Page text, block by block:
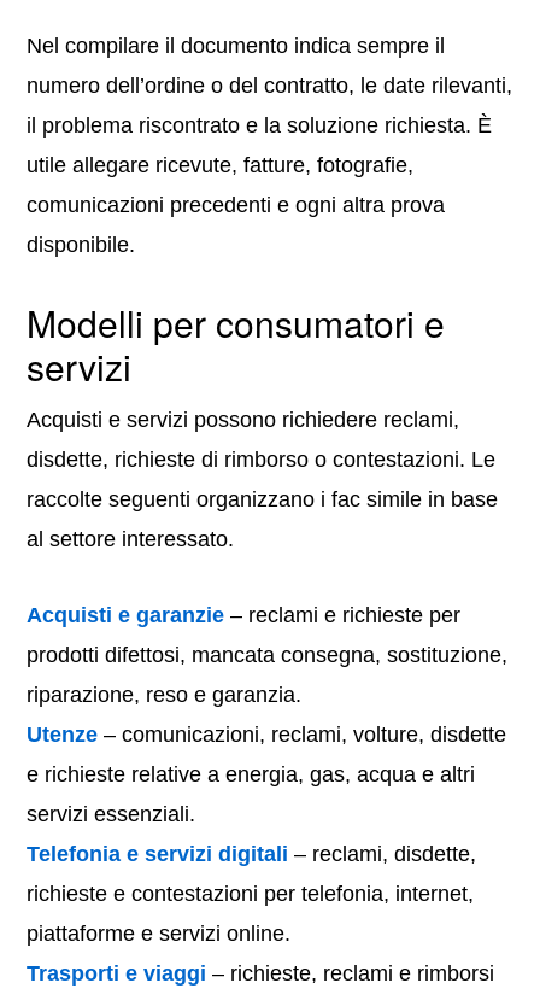
Nel compilare il documento indica sempre il
numero dell’ordine o del contratto, le date rilevanti,
il problema riscontrato e la soluzione richiesta. È
utile allegare ricevute, fatture, fotografie,
comunicazioni precedenti e ogni altra prova
disponibile.
Modelli per consumatori e
servizi
Acquisti e servizi possono richiedere reclami,
disdette, richieste di rimborso o contestazioni. Le
raccolte seguenti organizzano i fac simile in base
al settore interessato.
Acquisti e garanzie – reclami e richieste per
prodotti difettosi, mancata consegna, sostituzione,
riparazione, reso e garanzia.
Utenze – comunicazioni, reclami, volture, disdette
e richieste relative a energia, gas, acqua e altri
servizi essenziali.
Telefonia e servizi digitali – reclami, disdette,
richieste e contestazioni per telefonia, internet,
piattaforme e servizi online.
Trasporti e viaggi – richieste, reclami e rimborsi